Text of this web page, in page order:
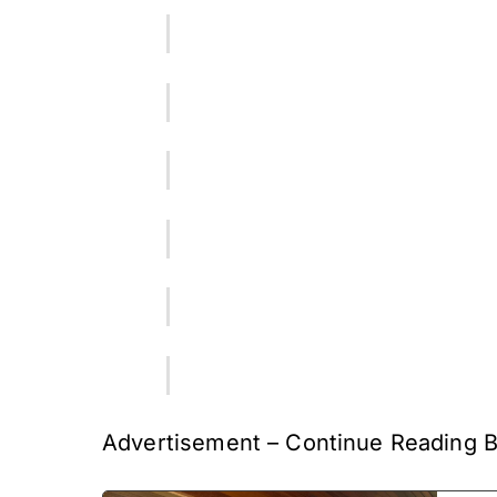
Advertisement – Continue Reading